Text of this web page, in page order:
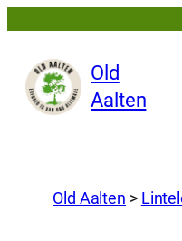
Old
Aalten
Old Aalten >